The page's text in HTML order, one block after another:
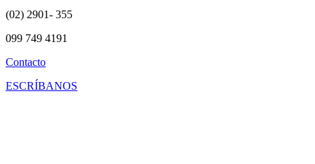
(02) 2901- 355
099 749 4191
Contacto
ESCRÍBANOS